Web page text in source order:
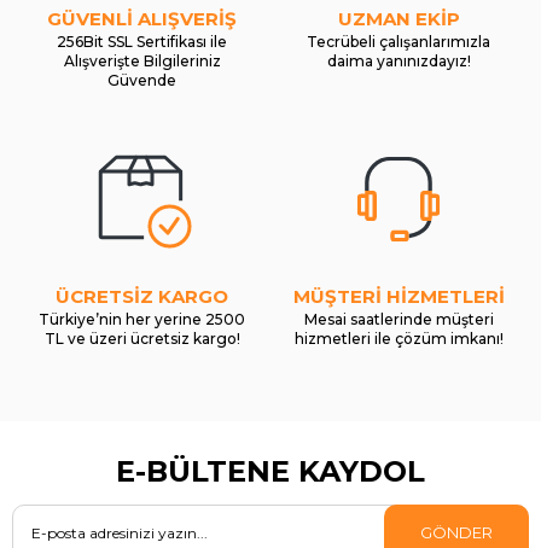
GÜVENLİ ALIŞVERİŞ
256Bit SSL Sertifikası ile
Alışverişte Bilgileriniz
Güvende
UZMAN EKİP
Tecrübeli çalışanlarımızla
daima yanınızdayız!
ÜCRETSİZ KARGO
Türkiye’nin her yerine 2500
TL ve üzeri ücretsiz kargo!
MÜŞTERİ HİZMETLERİ
Mesai saatlerinde müşteri
hizmetleri ile çözüm imkanı!
E-BÜLTENE KAYDOL
GÖNDER